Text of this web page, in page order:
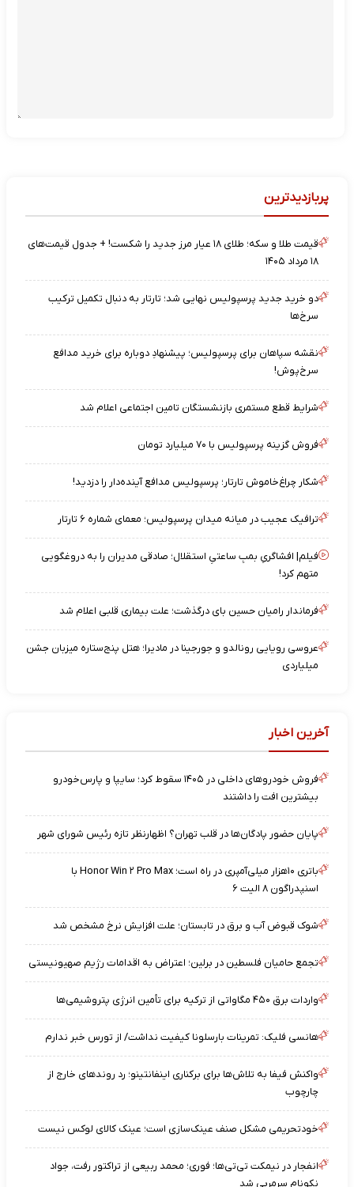
پربازدیدترین
قیمت طلا و سکه؛ طلای ۱۸ عیار مرز جدید را شکست! + جدول قیمت‌های
۱۸ مرداد ۱۴۰۵
دو خرید جدید پرسپولیس نهایی شد؛ تارتار به دنبال تکمیل ترکیب
سرخ‌ها
نقشه‌ سپاهان برای پرسپولیس؛ پیشنهادِ دوباره برای خرید مدافع
سرخ‌پوش!
شرایط قطع مستمری بازنشستگان تامین اجتماعی اعلام شد
فروش گزینه پرسپولیس با ۷۰ میلیارد تومان
شکار چراغ‌خاموش تارتار؛ پرسپولیس مدافع آینده‌دار را دزدید!
ترافیک عجیب در میانه میدان پرسپولیس؛ معمای شماره ۶ تارتار
فیلم| افشاگریِ بمبِ ساعتیِ استقلال؛ صادقی مدیران را به دروغگویی
متهم کرد!
فرماندار رامیان حسین بای درگذشت؛ علت بیماری قلبی اعلام شد
عروسی رویایی رونالدو و جورجینا در مادیرا؛ هتل پنج‌ستاره میزبان جشن
میلیاردی
آخرین اخبار
فروش خودروهای داخلی در ۱۴۰۵ سقوط کرد؛ سایپا و پارس‌خودرو
بیشترین افت را داشتند
پایان حضور پادگان‌ها در قلب تهران؟ اظهارنظر تازه رئیس شورای شهر
باتری ۱۰هزار میلی‌آمپری در راه است؛ Honor Win ۲ Pro Max با
اسنپدراگون ۸ الیت ۶
شوک قبوض آب و برق در تابستان؛ علت افزایش نرخ مشخص شد
تجمع حامیان فلسطین در برلین؛ اعتراض به اقدامات رژیم صهیونیستی
واردات برق ۴۵۰ مگاواتی از ترکیه برای تأمین انرژی پتروشیمی‌ها
هانسی فلیک: تمرینات بارسلونا کیفیت نداشت/ از تورس خبر ندارم
واکنش فیفا به تلاش‌ها برای برکناری اینفانتینو؛ رد روندهای خارج از
چارچوب
خودتحریمی مشکل صنف عینک‌سازی است؛ عینک کالای لوکس نیست
انفجار در نیمکت تی‌تی‌ها؛ فوری؛ محمد ربیعی از تراکتور رفت، جواد
نکونام سرمربی شد